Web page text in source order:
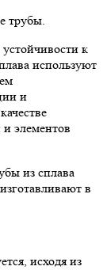
трубы.
к
используют
и
и элементов
из сплава
в
исходя из